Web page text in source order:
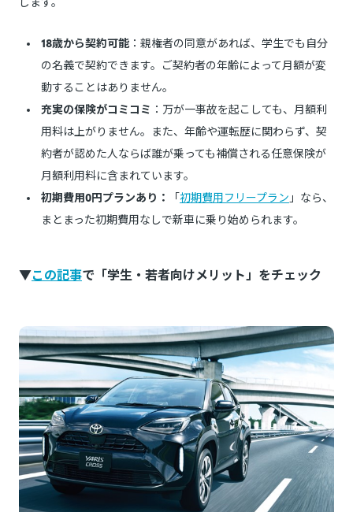
18歳から契約可能：親権者の同意があれば、学生でも自分
の名義で契約できます。ご契約者の年齢によって月額が変
動することはありません。
充実の保険がコミコミ ：万が一事故を起こしても、月額利
用料は上がりません。また、年齢や運転歴に関わらず、契
約者が認めた人ならば誰が乗っても補償される任意保険が
月額利用料に含まれています。
初期費用0円プランあり：
「初期費用フリープラン 」なら、
まとまった初期費用なしで新車に乗り始められます。
▼この記事で「学生・若者向けメリット」をチェック